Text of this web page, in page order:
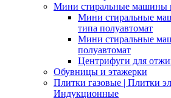
Мини стиральные машины
Мини стиральные
типа полуавтомат
Мини стиральные
полуавтомат
Центрифуги для
Обувницы и этажерки
Плитки газовые | Плитки
Индукционные